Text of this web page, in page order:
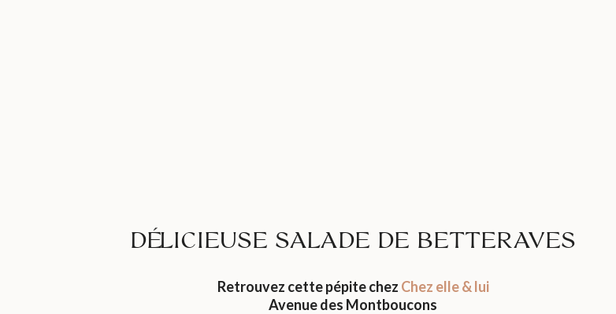
DÉLICIEUSE SALADE DE BETTERAVES
Retrouvez cette pépite chez Chez elle & lui
Avenue des Montboucons